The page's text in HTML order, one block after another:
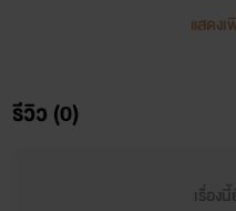
ไปโดยตั้งใจ เมื่อผูกพันทาง
ทำทุกอย่างให้เธอกลายมาเป็น
บโดยร่ายลีลาเหมือนเดิมนะค
แสดง
รีวิว (0)
เรื่อง